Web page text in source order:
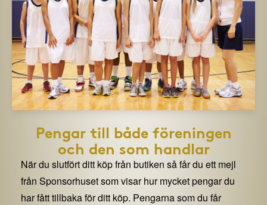
Pengar till både föreningen
och den som handlar
När du slutfört ditt köp från butiken så får du ett mejl
från Sponsorhuset som visar hur mycket pengar du
har fått tillbaka för ditt köp. Pengarna som du får